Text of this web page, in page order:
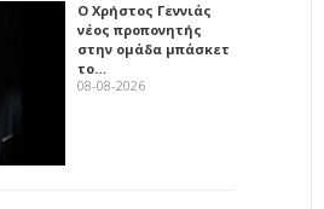
Ο Χρήστος Γεννιάς
νέος προπονητής
στην ομάδα μπάσκετ
το…
08-08-2026